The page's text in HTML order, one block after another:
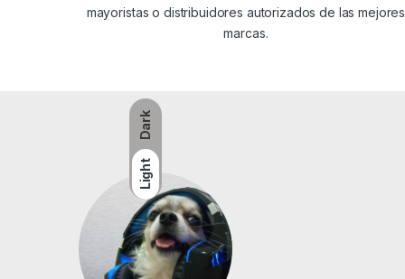
Dark
Light
mayoristas o distribuidores autorizados de las mejores
marcas.